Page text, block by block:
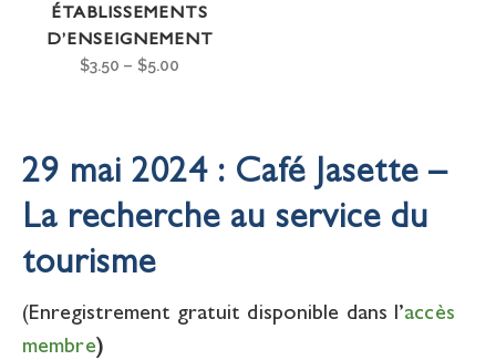
ÉTABLISSEMENTS
D’ENSEIGNEMENT
$3.50 – $5.00
29 mai 2024 : Café Jasette –
La recherche au service du
tourisme
(Enregistrement gratuit disponible dans l’accès
membre)